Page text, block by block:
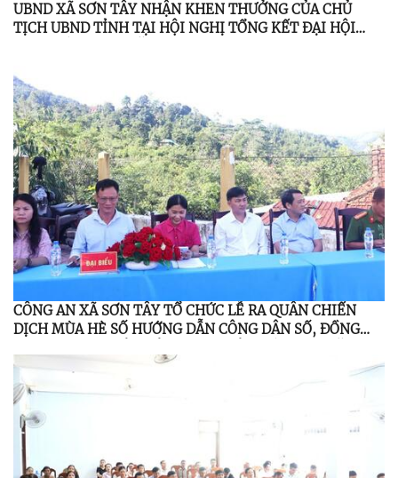
UBND XÃ SƠN TÂY NHẬN KHEN THƯỞNG CỦA CHỦ
TỊCH UBND TỈNH TẠI HỘI NGHỊ TỔNG KẾT ĐẠI HỘI
CÔNG AN XÃ SƠN TÂY TỔ CHỨC LỄ RA QUÂN CHIẾN
DỊCH MÙA HÈ SỐ HƯỚNG DẪN CÔNG DÂN SỐ, ĐỒNG
2026